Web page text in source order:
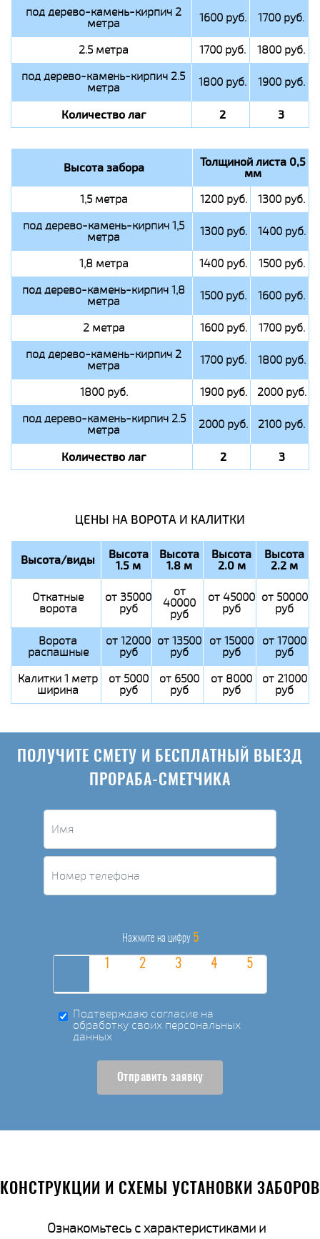
под дерево-камень-кирпич 2
метра 1600 руб. 1700 руб.
2.5 метра 1700 руб.
1800 руб.
под дерево-камень-кирпич 2.5
метра 1800 руб. 1900 руб.
Количество лаг 2 3
Высота забора Толщиной листа 0,5
мм
1,5 метра 1200 руб.
1300 руб.
под дерево-камень-кирпич 1,5
метра 1300 руб. 1400 руб.
1,8 метра 1400 руб.
1500 руб.
под дерево-камень-кирпич 1,8
метра 1500 руб. 1600 руб.
2 метра 1600 руб.
1700 руб.
под дерево-камень-кирпич 2
метра 1700 руб. 1800 руб.
1800 руб. 1900 руб.
2000 руб.
под дерево-камень-кирпич 2.5
метра 2000 руб. 2100 руб.
Количество лаг 2 3
ЦЕНЫ НА ВОРОТА И КАЛИТКИ
Высота/виды Высота
1.5 м
Высота
1.8 м
Высота
2.0 м
Высота
2.2 м
Откатные
ворота
от 35000
руб
от
40000
руб
от 45000
руб
от 50000
руб
Ворота
распашные
от 12000
руб
от 13500
руб
от 15000
руб
от 17000
руб
Калитки 1 метр
ширина
от 5000
руб
от 6500
руб
от 8000
руб
от 21000
руб
ПОЛУЧИТЕ СМЕТУ И БЕСПЛАТНЫЙ ВЫЕЗД
ПРОРАБА-СМЕТЧИКА
Нажмите на цифру 5
Подтверждаю согласие на
обработку своих персональных
данных
Отправить заявку
КОНСТРУКЦИИ И СХЕМЫ УСТАНОВКИ ЗАБОРОВ
Ознакомьтесь с характеристиками и